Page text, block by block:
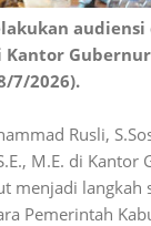
Kantor
7/2026).
Rusli,
M.E. di Kantor
menjadi langkah
Pemerintah